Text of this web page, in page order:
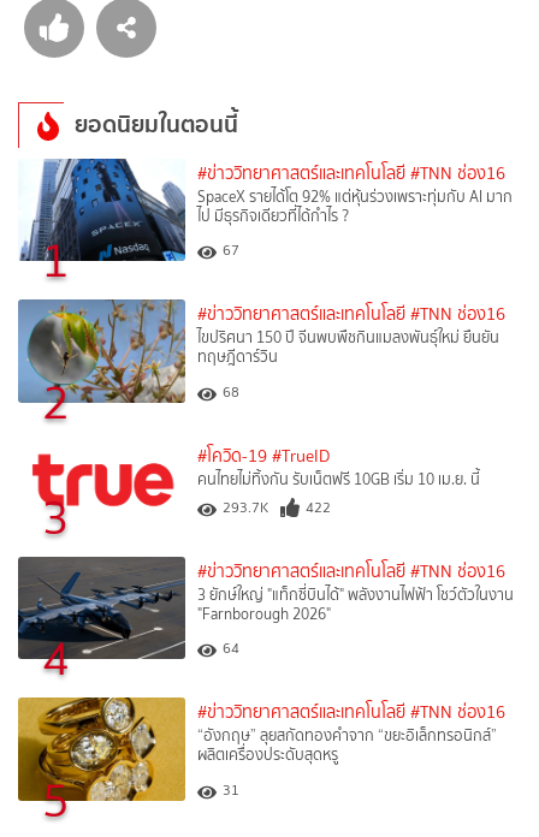
ยอดนิยมในตอนนี้
1
#ข่าววิทยาศาสตร์และเทคโนโลยี #TNN ช่อง16
SpaceX รายได้โต 92% แต่หุ้นร่วงเพราะทุ่มกับ AI มาก
ไป มีธุรกิจเดียวที่ได้กำไร ?
67
2
#ข่าววิทยาศาสตร์และเทคโนโลยี #TNN ช่อง16
ไขปริศนา 150 ปี จีนพบพืชกินแมลงพันธุ์ใหม่ ยืนยัน
ทฤษฎีดาร์วิน
68
3
#โควิด-19 #TrueID
คนไทยไม่ทิ้งกัน รับเน็ตฟรี 10GB เริ่ม 10 เม.ย. นี้
293.7K 422
4
#ข่าววิทยาศาสตร์และเทคโนโลยี #TNN ช่อง16
3 ยักษ์ใหญ่ "แท็กซี่บินได้" พลังงานไฟฟ้า โชว์ตัวในงาน
"Farnborough 2026"
64
5
#ข่าววิทยาศาสตร์และเทคโนโลยี #TNN ช่อง16
“อังกฤษ” ลุยสกัดทองคำจาก “ขยะอิเล็กทรอนิกส์”
ผลิตเครื่องประดับสุดหรู
31